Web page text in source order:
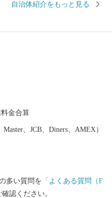
感じられます。基幹産業は農
くの恵みを与えてくれます。
返礼品）しています。 ＝岩
知らせとお願い＝ （１）「岩
託について 岩見沢市では、
ふるさと納税に係る関係書類
自治体紹介をもっと見る
料金合算
、JCB、Diners、AMEX）
多い質問を 「よくある質問（F
認ください。